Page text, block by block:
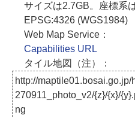
サイズは2.7GB。座標系
EPSG:4326 (WGS1984)
Web Map Service：
Capabilities URL
タイル地図（注）：
http://maptile01.bosai.go.jp/
270911_photo_v2/{z}/{x}/
ng